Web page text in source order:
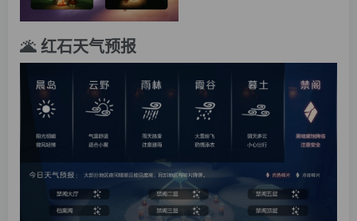
🌋 红石天气预报